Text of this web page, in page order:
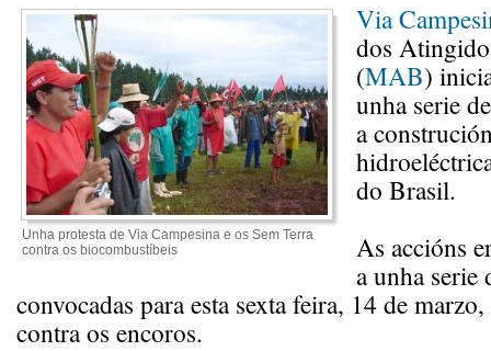
Unha protesta de Via Campesina e os Sem Terra
contra os biocombustíbeis
Via
dos
(MAB)
unha serie
a
do Brasil.
As accións
a unha serie
convocadas para esta sexta feira, 14 de
contra os encoros.